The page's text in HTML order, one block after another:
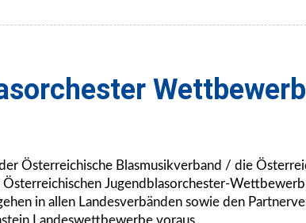
Wettbewerb
Österreichische Blasmusikverband / die
Österreichischen Jugendblasorchester-Wettbewerb
in allen Landesverbänden sowie den
Landeswettbewerbe voraus.